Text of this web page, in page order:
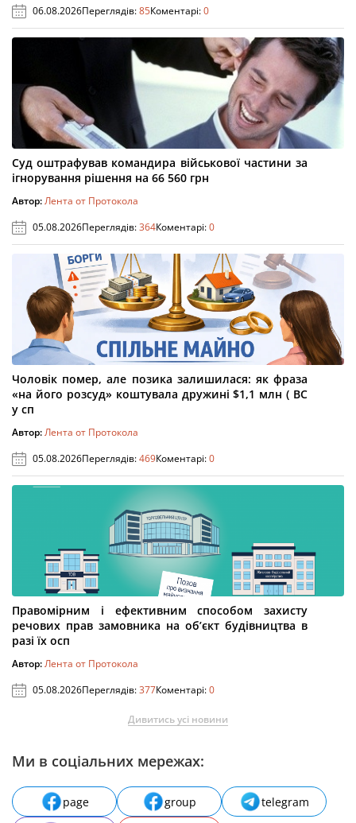
06.08.2026Переглядів:85Коментарі:0
Суд оштрафував командира військової частини за
ігнорування рішення на 66 560 грн
Автор:Лента от Протокола
05.08.2026Переглядів:364Коментарі:0
Чоловік помер, але позика залишилася: як фраза
«на його розсуд» коштувала дружині $1,1 млн ( ВС
у сп
Автор:Лента от Протокола
05.08.2026Переглядів:469Коментарі:0
Правомірним і ефективним способом захисту
речових прав замовника на об’єкт будівництва в
разі їх осп
Автор:Лента от Протокола
05.08.2026Переглядів:377Коментарі:0
Дивитись усі новини
Ми в соціальних мережах:
page group
telegram